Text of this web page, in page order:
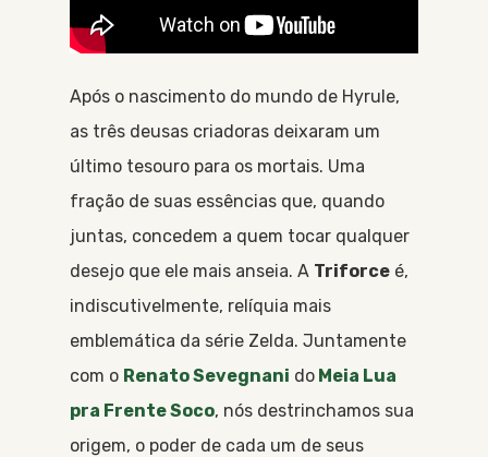
Após o nascimento do mundo de Hyrule,
as três deusas criadoras deixaram um
último tesouro para os mortais. Uma
fração de suas essências que, quando
juntas, concedem a quem tocar qualquer
desejo que ele mais anseia. A Triforce é,
indiscutivelmente, relíquia mais
emblemática da série Zelda. Juntamente
com o Renato Sevegnani do Meia Lua
pra Frente Soco, nós destrinchamos sua
origem, o poder de cada um de seus